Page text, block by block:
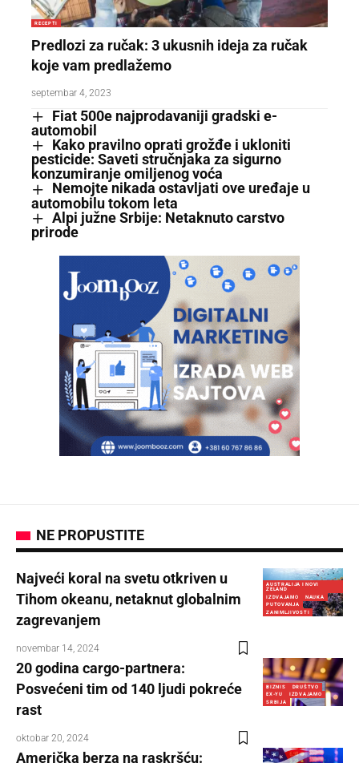
RECEPTI
Predlozi za ručak: 3 ukusnih ideja za ručak
koje vam predlažemo
septembar 4, 2023
Fiat 500e najprodavaniji gradski e-
automobil
Kako pravilno oprati grožđe i ukloniti
pesticide: Saveti stručnjaka za sigurno
konzumiranje omiljenog voća
Nemojte nikada ostavljati ove uređaje u
automobilu tokom leta
Alpi južne Srbije: Netaknuto carstvo
prirode
NE PROPUSTITE
AUSTRALIJA I NOVI
ZELAND
IZDVAJAMO
NAUKA
PUTOVANJA
ZANIMLJIVOSTI
Najveći koral na svetu otkriven u
Tihom okeanu, netaknut globalnim
zagrevanjem
novembar 14, 2024
BIZNIS
DRUŠTVO
EX-YU
IZDVAJAMO
SRBIJA
20 godina cargo-partnera:
Posvećeni tim od 140 ljudi pokreće
rast
oktobar 20, 2024
Američka berza na raskršću: